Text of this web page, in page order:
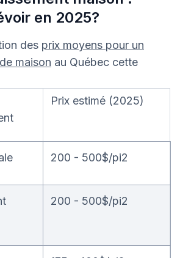
en 2025?
des prix moyens pour un
maison au Québec cette
Prix estimé (2025)
200 - 500$/pi2
200 - 500$/pi2